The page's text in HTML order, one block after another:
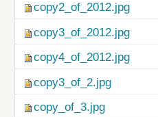
copy2_of_2012.jpg
copy3_of_2012.jpg
copy4_of_2012.jpg
copy3_of_2.jpg
copy_of_3.jpg